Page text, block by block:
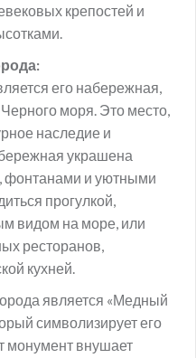
крепостей и
его набережная,
моря. Это место,
наследие и
украшена
фонтанами и уютными
прогулкой,
видом на море, или
ресторанов,
кухней.
является «Медный
символизирует его
монумент внушает